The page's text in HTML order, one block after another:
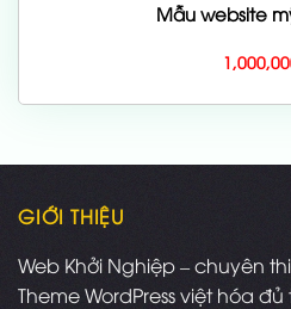
Mẫu website
GIỚI THIỆU
Web Khởi Nghiệp – chuyên
Theme WordPress việt hóa